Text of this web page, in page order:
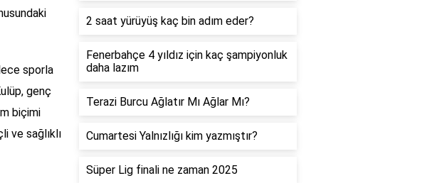
sporla
genç
biçimi
ve sağlıklı
2 saat yürüyüş kaç bin adım eder?
Fenerbahçe 4 yıldız için kaç şampiyonluk
daha lazım
Terazi Burcu Ağlatır Mı Ağlar Mı?
Cumartesi Yalnızlığı kim yazmıştır?
Süper Lig finali ne zaman 2025